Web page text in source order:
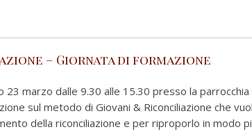
– Giornata di formazione
23 marzo dalle 9.30 alle 15.30 presso la
sul metodo di Giovani & Riconciliazione che
della riconciliazione e per riproporlo in modo